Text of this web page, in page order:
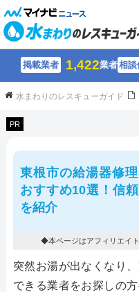
掲載業者 1,422業者相談
水まわりのレスキューガイド
PR
東根市の給湯器修
おすすめ10選！信
を紹介
◆本ページはアフィリエイ
突然お湯が出なくなり
できる業者をお探しの